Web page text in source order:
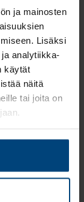
ja mainosten
Lisäksi
analytiikka-
käytät
näitä
tai joita on
ja
ja
joista
sopivan
ja